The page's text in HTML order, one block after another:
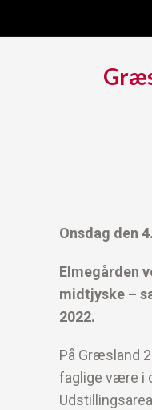
Onsdag den
Elmegården
midtjyske –
2022.
På Græsland
faglige være i